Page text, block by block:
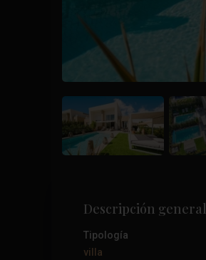
Descripción general
Tipología
villa